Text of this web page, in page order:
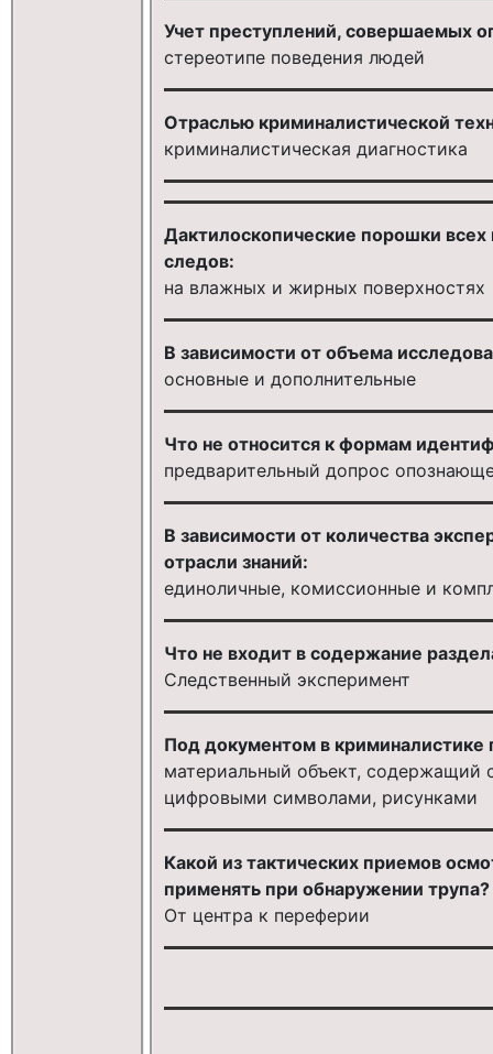
Учет преступлений, совершаемых
стереотипе поведения людей
Отраслью криминалистической
криминалистическая диагностика
Дактилоскопические порошки
следов:
на влажных и жирных поверхностях
В зависимости от объема
основные и дополнительные
Что не относится к формам
предварительный допрос
В зависимости от количества
отрасли знаний:
единоличные, комиссионные и
Что не входит в содержание
Следственный эксперимент
Под документом в криминалистике
материальный объект, содержащий
цифровыми символами, рисунками
Какой из тактических приемов
применять при обнаружении трупа?
От центра к переферии